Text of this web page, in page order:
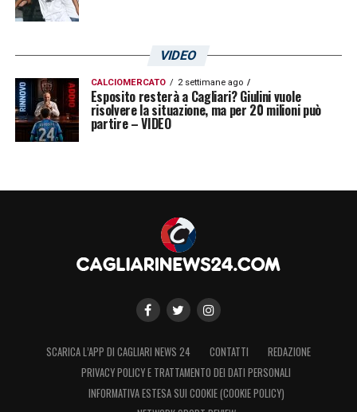
VIDEO
CALCIOMERCATO 2 settimane ago
Esposito resterà a Cagliari? Giulini vuole
risolvere la situazione, ma per 20 milioni può
partire – VIDEO
SCARICA L’APP DI CAGLIARI NEWS 24 CONTATTI
REDAZIONE
PRIVACY POLICY E TRATTAMENTO DEI DATI PERSONALI
INFORMATIVA ESTESA SUI COOKIE (COOKIE POLICY)